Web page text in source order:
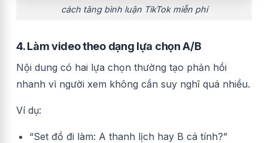
cách tăng bình luận TikTok miễn phí
4. Làm video theo dạng lựa chọn A/B
Nội dung có hai lựa chọn thường tạo phản hồi
nhanh vì người xem không cần suy nghĩ quá nhiều.
Ví dụ:
“Set đồ đi làm: A thanh lịch hay B cá tính?”